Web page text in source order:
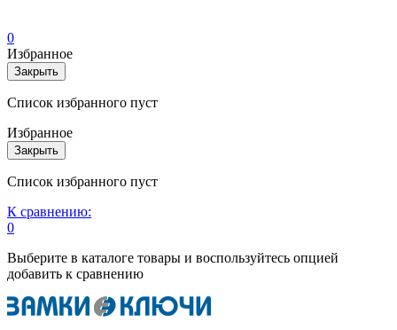
0
Избранное
Закрыть
Список избранного пуст
Избранное
Закрыть
Список избранного пуст
К сравнению:
0
Выберите в каталоге товары и воспользуйтесь опцией
добавить к сравнению